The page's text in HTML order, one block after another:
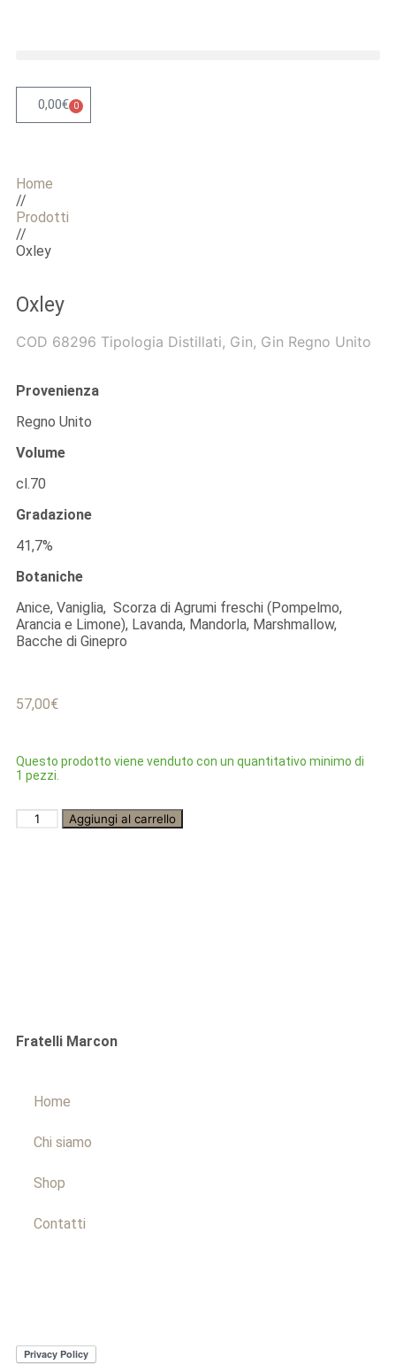
0,00€ 0
Home
//
Prodotti
//
Oxley
Oxley
COD 68296 Tipologia Distillati, Gin, Gin Regno Unito
Provenienza
Regno Unito
Volume
cl.70
Gradazione
41,7%
Botaniche
Anice, Vaniglia, Scorza di Agrumi freschi (Pompelmo,
Arancia e Limone), Lavanda, Mandorla, Marshmallow,
Bacche di Ginepro
57,00€
Questo prodotto viene venduto con un quantitativo minimo di
1 pezzi.
Aggiungi al carrello
Fratelli Marcon
Home
Chi siamo
Shop
Contatti